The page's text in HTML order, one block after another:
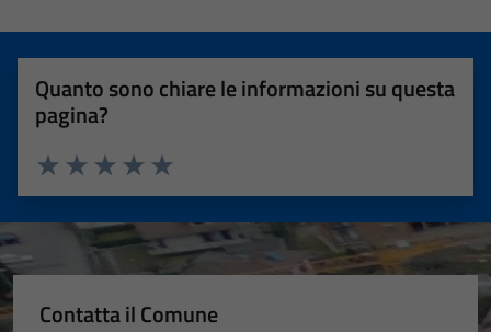
Quanto sono chiare le informazioni su questa
pagina?
Valuta 5 stelle su 5
Valuta 4 stelle su 5
Valuta 3 stelle su 5
Valuta 2 stelle su 5
Valuta 1 stelle su 5
Contatta il Comune